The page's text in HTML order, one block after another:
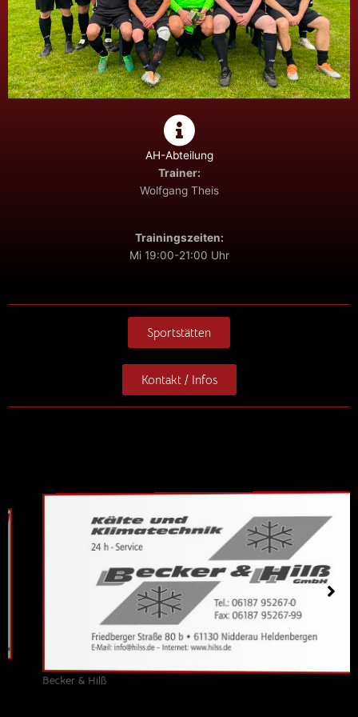
AH-Abteilung
Trainer:
Wolfgang Theis
Trainingszeiten:
Mi 19:00-21:00 Uhr
Sportstätten
Kontakt / Infos
Becker & Hilß